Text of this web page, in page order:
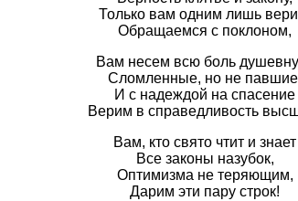
Только вам одним лишь
Обращаемся с поклоном,
Вам несем всю боль
Сломленные, но не
И с надеждой на спасение
Верим в справедливость
Вам, кто свято чтит и знает
Все законы назубок,
Оптимизма не теряющим,
Дарим эти пару строк!